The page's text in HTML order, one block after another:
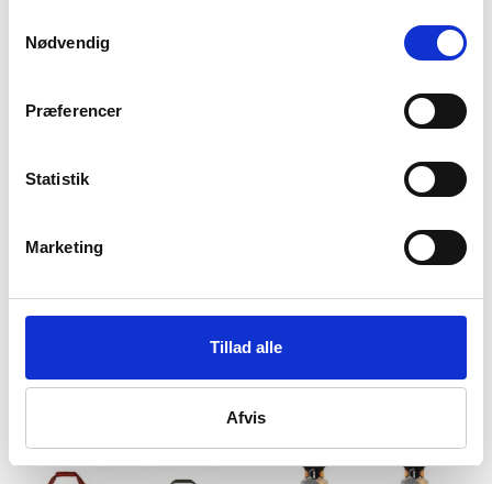
Nødvendig
Præferencer
Statistik
Marketing
Tillad alle
Afvis
Duffel bag – Hauler – 90
liter
Duffelbag – Gregory
Alpaca – 40 liter
1.049